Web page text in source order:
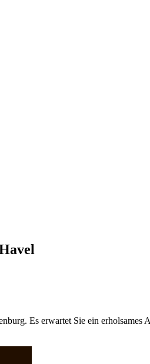
Es erwartet Sie ein